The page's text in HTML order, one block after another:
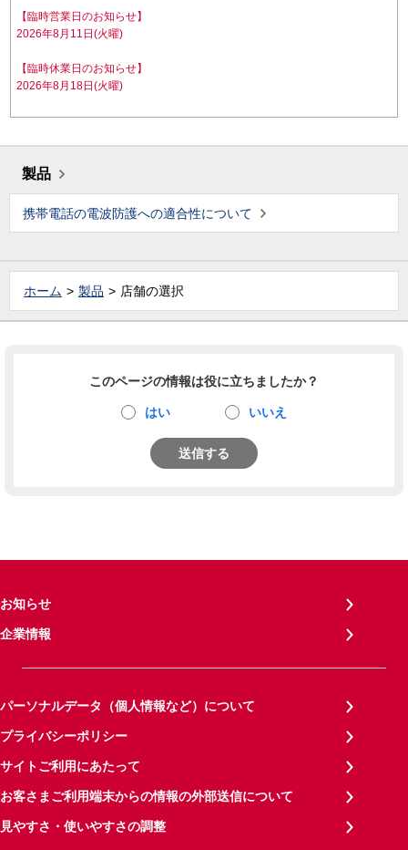
【臨時営業日のお知らせ】
2026年8月11日(火曜)
【臨時休業日のお知らせ】
2026年8月18日(火曜)
製品
携帯電話の電波防護への適合性について
ホーム 製品 店舗の選択
このページの情報は役に立ちましたか？
はい いいえ
送信する
お知らせ
企業情報
パーソナルデータ（個人情報など）について
プライバシーポリシー
サイトご利用にあたって
お客さまご利用端末からの情報の外部送信について
見やすさ・使いやすさの調整